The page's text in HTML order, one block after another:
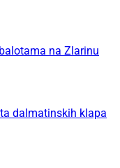
na Zlarinu
dalmatinskih klapa